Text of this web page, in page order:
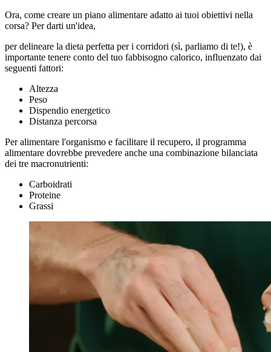
Ora, come creare un piano alimentare adatto ai tuoi obiettivi nella
corsa? Per darti un'idea,
per delineare la dieta perfetta per i corridori (sì, parliamo di te!), è
importante tenere conto del tuo fabbisogno calorico, influenzato dai
seguenti fattori:
Altezza
Peso
Dispendio energetico
Distanza percorsa
Per alimentare l'organismo e facilitare il recupero, il programma
alimentare dovrebbe prevedere anche una combinazione bilanciata
dei tre macronutrienti:
Carboidrati
Proteine
Grassi